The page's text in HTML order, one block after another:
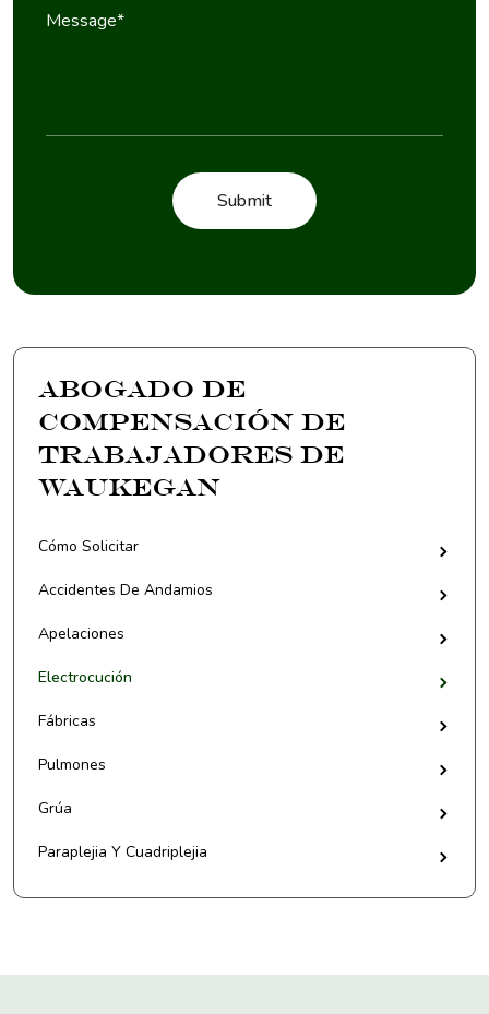
Abogado de
Compensación de
Trabajadores de
Waukegan
Cómo Solicitar
Accidentes De Andamios
Apelaciones
Electrocución
Fábricas
Pulmones
Grúa
Paraplejia Y Cuadriplejia